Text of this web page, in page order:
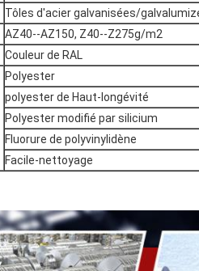
Tôles d'acier galvanisées/
AZ40--AZ150, Z40--Z275g/m2
Couleur de RAL
Polyester
polyester de Haut-longévité
Polyester modifié par silicium
Fluorure de polyvinylidène
Facile-nettoyage